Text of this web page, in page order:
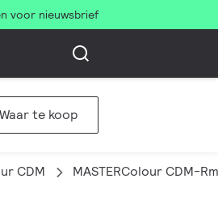
voor nieuwsbrief
Waar te koop
CDM MASTERColour CDM-